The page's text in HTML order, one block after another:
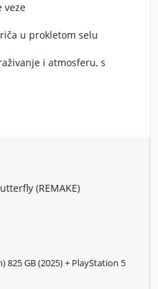
veze
u prokletom selu
i atmosferu, s
(REMAKE)
825 GB (2025) + PlayStation 5